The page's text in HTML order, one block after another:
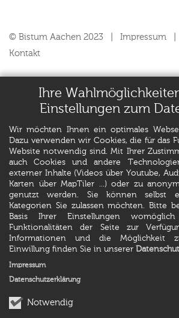
Ihre
Einstellungen zum
Wir möchten Ihnen ein optimales
Dazu verwenden wir Cookies, die für das
Website notwendig sind. Mit Ihrer
auch Cookies und andere
externer Inhalte (Videos über Youtube,
Karten über MapTiler ...) oder zu
genutzt werden. Sie können selbst
Kategorien Sie zulassen möchten. Bitte
Basis Ihrer Einstellungen
Funktionalitäten der Seite zur
Informationen und die Möglichkeit
Einwillung finden Sie in unserer
Notwendig
Impressum
Datenschutzerklärung
© Bistum Aachen 2023 Impressum
Kontakt